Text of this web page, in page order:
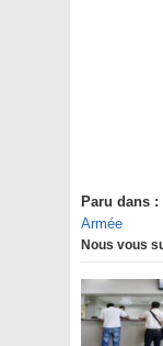
Paru dans :
Armée
Nous vous